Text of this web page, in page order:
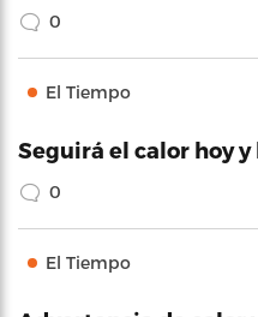
0
El Tiempo
Seguirá el calor hoy
0
El Tiempo